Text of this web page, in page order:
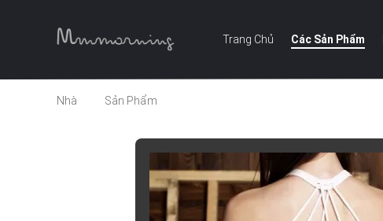
Trang Chủ Các Sản Phẩm
Nhà Sản Phẩm